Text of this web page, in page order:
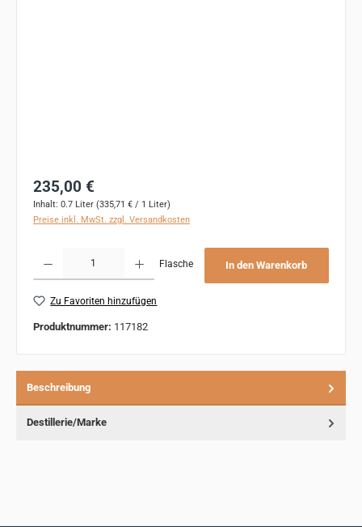
Regulärer Preis:
235,00 €
Inhalt: 0.7 Liter (335,71 € / 1 Liter)
Preise inkl. MwSt. zzgl. Versandkosten
Flasche In den Warenkorb
Zu Favoriten hinzufügen
Produktnummer: 117182
Beschreibung
Destillerie/Marke